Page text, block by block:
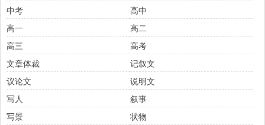
中考
高中
高一
高二
高三
高考
文章体裁
记叙文
议论文
说明文
写人
叙事
写景
状物